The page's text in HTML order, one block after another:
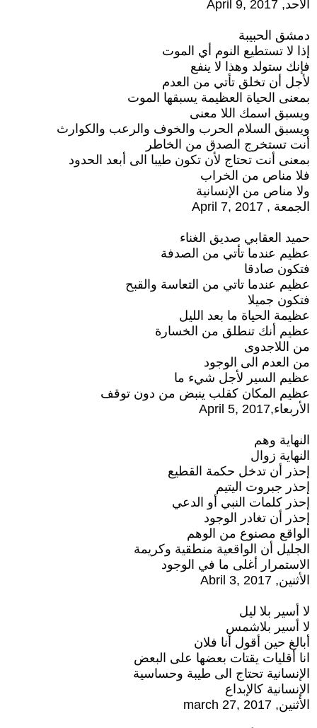
الأحد, April 9, 2017
دمشق الحبيبة
إذا لا تستطيع النوم أي الموت
فإنك ستولد وهذا لا ينفع
لأجل أن تخلق تأتي من العدم
بمعنى الحياة العظيمة يسبقها الموت
ويسبق اسمك اللا معنى
ويسبق السلام الحرب والخوف والرعب والكوارث
أنت تستخرج الصدق من الخاطر
بمعنى أنت تحتاج لأن تكون طيبا الى أبعد الحدود
فلا مناص من الخراب
ولا مناص من الإنسانية
الجمعة , April 7, 2017
حميد العقابي صديق الغناء
عظيم عندما تأتي من الصدفة
فتكون صادقا
عظيم عندما تاتي من التعاسة والقبح
فتكون جميلا
عظيمة الحياة ما بعد الليل
عظيم أنك تنطلق من الخسارة
من اللاجدوى
من العدم الى الوجود
عظيم السير لأجل شيء ما
عظيم المكان كقلب ينبض من دون توقف
الأربعاء,April 5, 2017
النهاية وهم
النهاية زوال
إحذر أن تدخل حكمة القطيع
إحذر جبروت اليتيم
إحذر كلمات النبي أو الدعي
إحذر أن تغادر الوجود
الواقع مصنوع من الوهم
الجليل أن الواقعية منطقية وكريمة
الاستمرار أغلى ما في الوجود
الأثنين, Abril 3, 2017
لا أسير بلا ليل
لا أسير بلاشمس
أبالغ حين أقول أنا فلان
انا أقليات يقتات بعضها على البعض
الإنسانية تحتاج الى طيبة وحساسية
الإنسانية كالإبداع
الأثنين, march 27, 2017